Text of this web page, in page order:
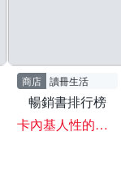
商店 讀冊生活
暢銷書排行榜
卡內基人性的弱點